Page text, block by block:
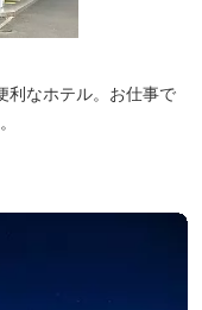
利なホテル。お仕事で